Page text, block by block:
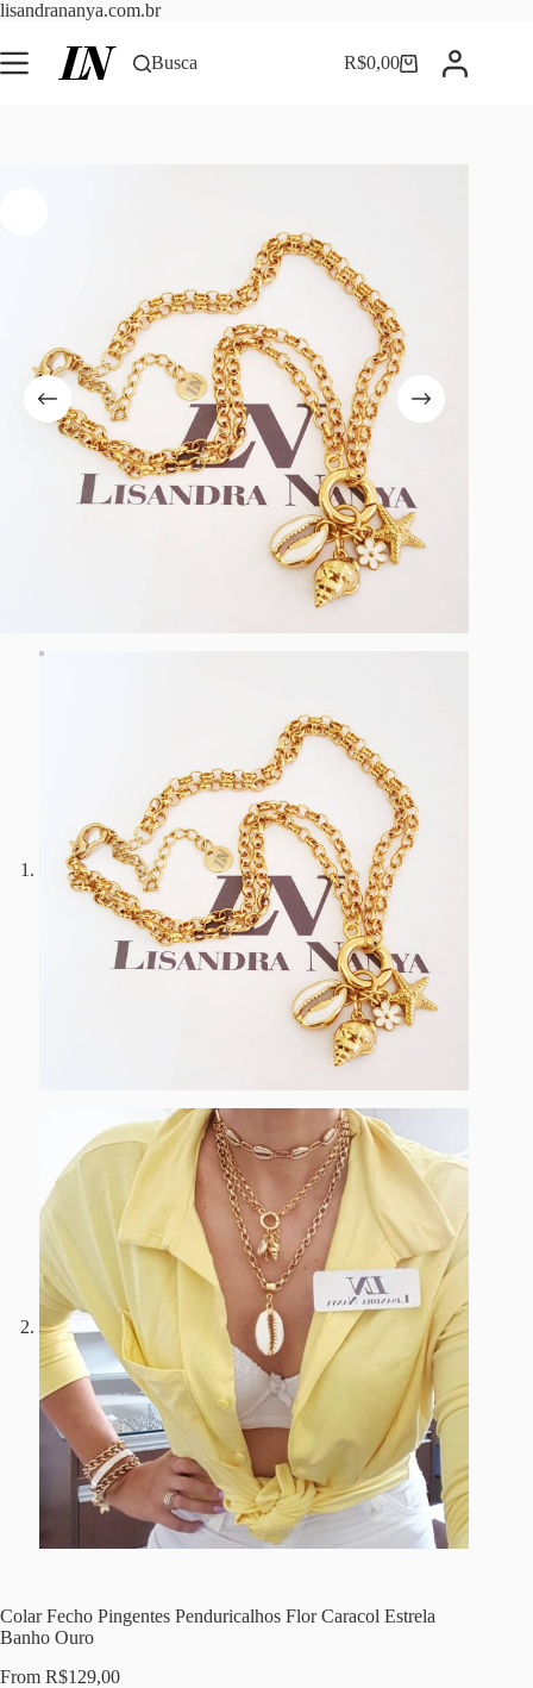
lisandrananya.com.brPular
o
conteúdo
Busca Carrinho
R$0,00
Colar Fecho Pingentes Penduricalhos Flor Caracol Estrela
Banho Ouro
From R$129,00